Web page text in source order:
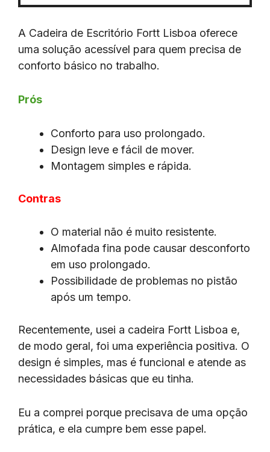
A Cadeira de Escritório Fortt Lisboa oferece
uma solução acessível para quem precisa de
conforto básico no trabalho.
Prós
Conforto para uso prolongado.
Design leve e fácil de mover.
Montagem simples e rápida.
Contras
O material não é muito resistente.
Almofada fina pode causar desconforto
em uso prolongado.
Possibilidade de problemas no pistão
após um tempo.
Recentemente, usei a cadeira Fortt Lisboa e,
de modo geral, foi uma experiência positiva. O
design é simples, mas é funcional e atende as
necessidades básicas que eu tinha.
Eu a comprei porque precisava de uma opção
prática, e ela cumpre bem esse papel.